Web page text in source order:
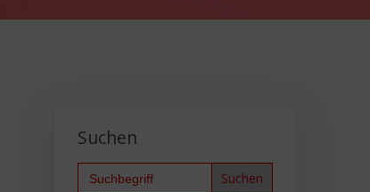
Suchen
Search
for: